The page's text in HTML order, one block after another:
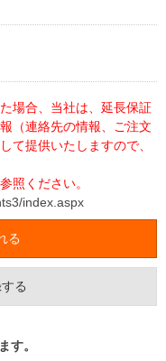
場合、当社は、延長保証
（連絡先の情報、ご注文
て提供いたしますので、
照ください。
index.aspx
る
す。